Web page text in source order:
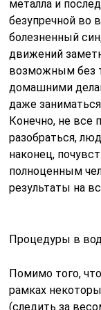
металла и
безупречной во
болезненный
движений
возможным без
домашними
даже
Конечно, не все
разобраться,
наконец,
полноценным
результаты на
Процедуры в
Помимо того,
рамках
(следить за